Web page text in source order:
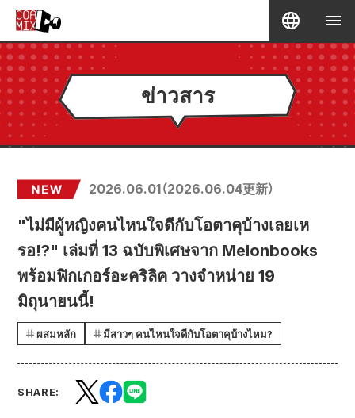
ข่าวสาร
2026.06.01（2026.06.04更新）
"ไม่มีผู้หญิงคนไหนใจดีกับโอตาคุบ้างเลยเห
รอ!?" เล่มที่ 13 ฉบับพิเศษจาก Melonbooks
พร้อมฟิกเกอร์อะคริลิค วางจำหน่าย 19
มิถุนายนนี้!
ผสมหลัก มีสาวๆ คนไหนใจดีกับโอตาคุบ้างไหม?
SHARE: